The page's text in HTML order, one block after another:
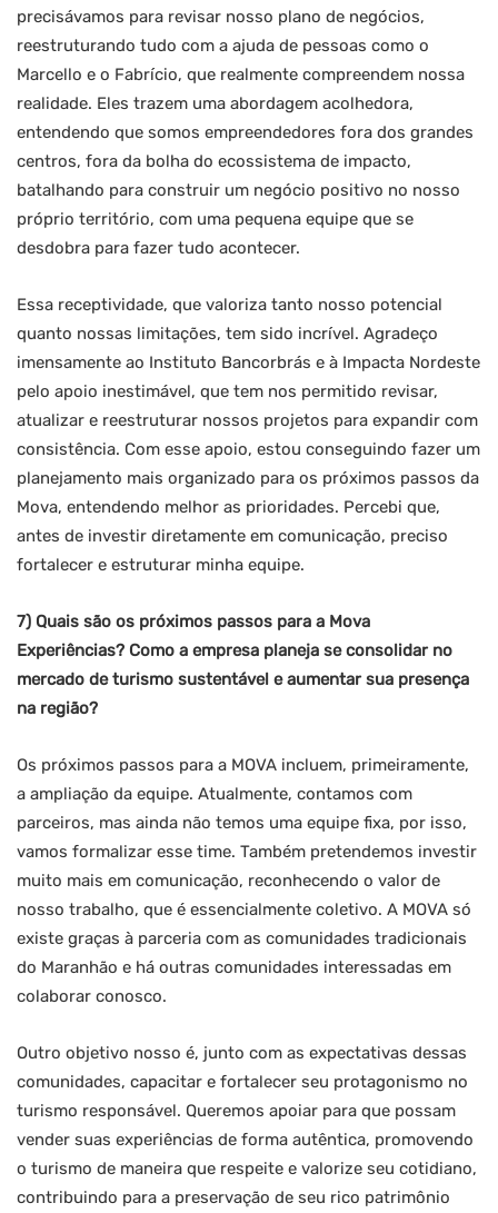
precisávamos para revisar nosso plano de negócios,
reestruturando tudo com a ajuda de pessoas como o
Marcello e o Fabrício, que realmente compreendem nossa
realidade. Eles trazem uma abordagem acolhedora,
entendendo que somos empreendedores fora dos grandes
centros, fora da bolha do ecossistema de impacto,
batalhando para construir um negócio positivo no nosso
próprio território, com uma pequena equipe que se
desdobra para fazer tudo acontecer.
Essa receptividade, que valoriza tanto nosso potencial
quanto nossas limitações, tem sido incrível. Agradeço
imensamente ao Instituto Bancorbrás e à Impacta Nordeste
pelo apoio inestimável, que tem nos permitido revisar,
atualizar e reestruturar nossos projetos para expandir com
consistência. Com esse apoio, estou conseguindo fazer um
planejamento mais organizado para os próximos passos da
Mova, entendendo melhor as prioridades. Percebi que,
antes de investir diretamente em comunicação, preciso
fortalecer e estruturar minha equipe.
7) Quais são os próximos passos para a Mova
Experiências? Como a empresa planeja se consolidar no
mercado de turismo sustentável e aumentar sua presença
na região?
Os próximos passos para a MOVA incluem, primeiramente,
a ampliação da equipe. Atualmente, contamos com
parceiros, mas ainda não temos uma equipe fixa, por isso,
vamos formalizar esse time. Também pretendemos investir
muito mais em comunicação, reconhecendo o valor de
nosso trabalho, que é essencialmente coletivo. A MOVA só
existe graças à parceria com as comunidades tradicionais
do Maranhão e há outras comunidades interessadas em
colaborar conosco.
Outro objetivo nosso é, junto com as expectativas dessas
comunidades, capacitar e fortalecer seu protagonismo no
turismo responsável. Queremos apoiar para que possam
vender suas experiências de forma autêntica, promovendo
o turismo de maneira que respeite e valorize seu cotidiano,
contribuindo para a preservação de seu rico patrimônio